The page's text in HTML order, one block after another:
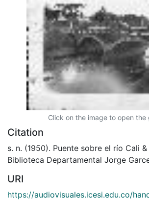
Click on the image to open the
Citation
s. n. (1950). Puente sobre el río Cali &
Biblioteca Departamental Jorge
URI
https://audiovisuales.icesi.edu.co/